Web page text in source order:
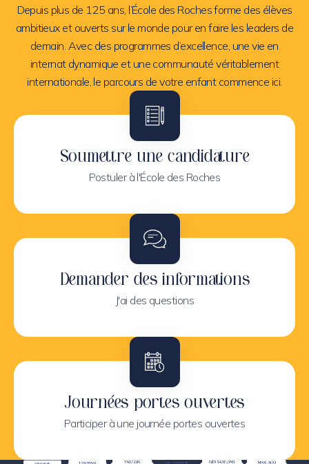
Depuis plus de 125 ans, l’École des Roches forme des élèves
ambitieux et ouverts sur le monde pour en faire les leaders de
demain. Avec des programmes d’excellence, une vie en
internat dynamique et une communauté véritablement
internationale, le parcours de votre enfant commence ici.
Soumettre une candidature
Postuler à l'École des Roches
Demander des informations
J'ai des questions
Journées portes ouvertes
Participer à une journée portes ouvertes